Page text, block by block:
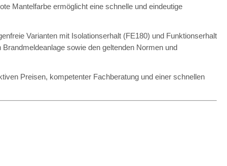
Mantelfarbe ermöglicht eine schnelle und eindeutige
Varianten mit Isolationserhalt (FE180) und Funktionserhalt
sowie den geltenden Normen und
Preisen, kompetenter Fachberatung und einer schnellen